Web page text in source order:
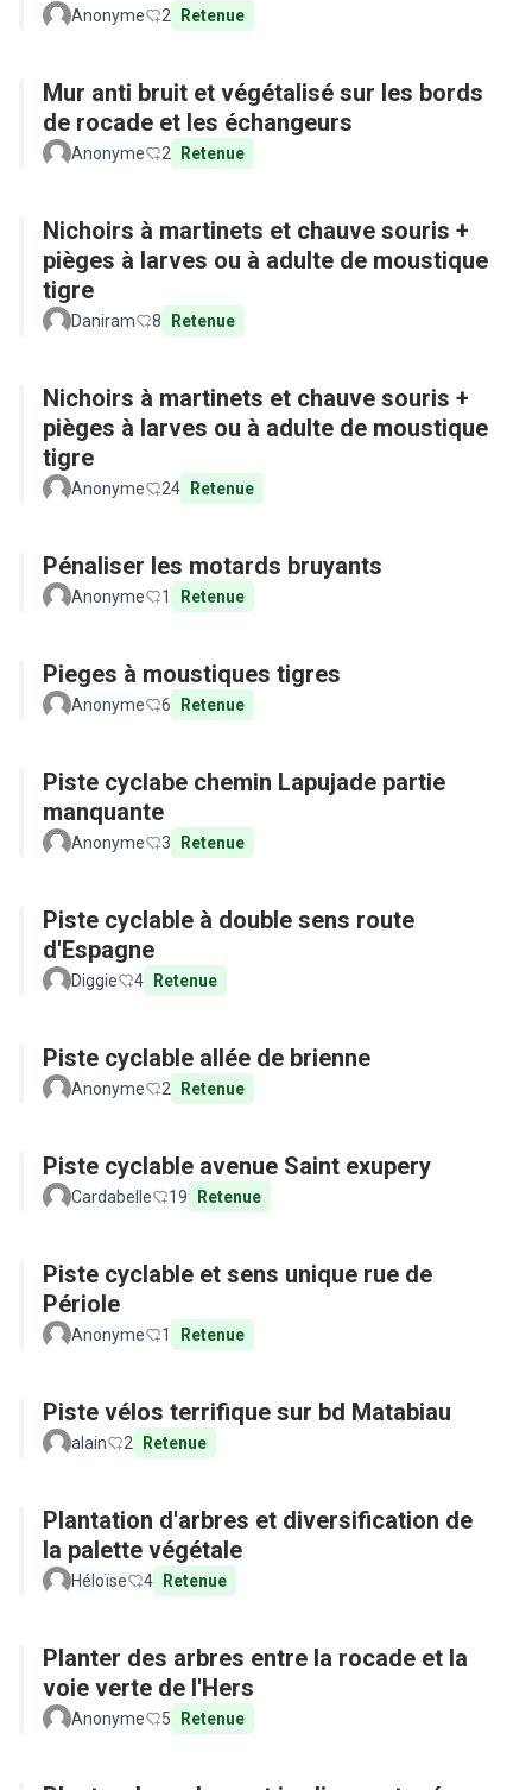
Anonyme 2 Retenue
Mur anti bruit et végétalisé sur les bords
de rocade et les échangeurs
Anonyme 2 Retenue
Nichoirs à martinets et chauve souris +
pièges à larves ou à adulte de moustique
tigre
Daniram 8 Retenue
Nichoirs à martinets et chauve souris +
pièges à larves ou à adulte de moustique
tigre
Anonyme 24 Retenue
Pénaliser les motards bruyants
Anonyme 1 Retenue
Pieges à moustiques tigres
Anonyme 6 Retenue
Piste cyclabe chemin Lapujade partie
manquante
Anonyme 3 Retenue
Piste cyclable à double sens route
d'Espagne
Diggie 4 Retenue
Piste cyclable allée de brienne
Anonyme 2 Retenue
Piste cyclable avenue Saint exupery
Cardabelle 19 Retenue
Piste cyclable et sens unique rue de
Périole
Anonyme 1 Retenue
Piste vélos terrifique sur bd Matabiau
alain 2 Retenue
Plantation d'arbres et diversification de
la palette végétale
Héloïse 4 Retenue
Planter des arbres entre la rocade et la
voie verte de l'Hers
Anonyme 5 Retenue